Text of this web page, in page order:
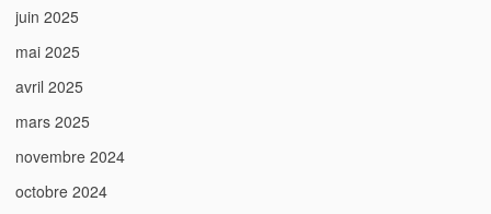
juin 2025
mai 2025
avril 2025
mars 2025
novembre 2024
octobre 2024